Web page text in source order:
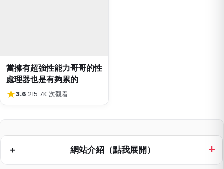
當擁有超強性能力哥哥的性
處理器也是有夠累的
★3.6·215.7K 次觀看
網站介紹（點我展開）